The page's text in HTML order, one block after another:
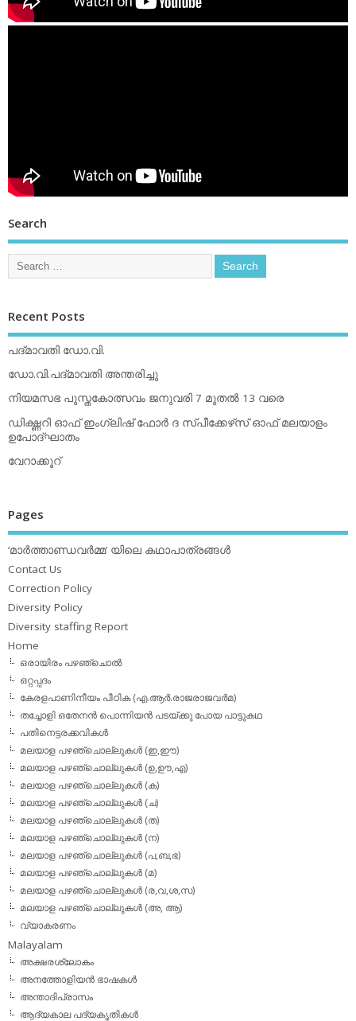
Search
Recent Posts
പദ്മാവതി ഡോ.വി.
ഡോ.വി.പദ്മാവതി അന്തരിച്ചു
നിയമസഭ പുസ്തകോത്സവം ജനുവരി 7 മുതല്‍ 13 വരെ
ഡിക്ഷ്ണറി ഓഫ് ഇംഗ്ലിഷ് ഫോര്‍ ദ സ്പീക്കേഴ്‌സ് ഓഫ് മലയാളം
ഉപോദ്ഘാതം
വേറാക്കൂറ്
Pages
‘മാര്‍ത്താണ്ഡവര്‍മ്മ’ യിലെ കഥാപാത്രങ്ങള്‍
Contact Us
Correction Policy
Diversity Policy
Diversity staffing Report
Home
ഒരായിരം പഴഞ്ചൊല്‍
ഒറ്റപ്പദം
കേരളപാണിനീയം പീഠിക (എ.ആര്‍.രാജരാജവര്‍മ)
തച്ചോളി ഒതേനൻ പൊന്നിയൻ പടയ്‌ക്കു പോയ പാട്ടുകഥ
പതിനെട്ടരക്കവികള്‍
മലയാള പഴഞ്ചൊല്ലുകള്‍ (ഇ,ഈ)
മലയാള പഴഞ്ചൊല്ലുകള്‍ (ഉ,ഊ,എ)
മലയാള പഴഞ്ചൊല്ലുകള്‍ (ക)
മലയാള പഴഞ്ചൊല്ലുകള്‍ (ച)
മലയാള പഴഞ്ചൊല്ലുകള്‍ (ത)
മലയാള പഴഞ്ചൊല്ലുകള്‍ (ന)
മലയാള പഴഞ്ചൊല്ലുകള്‍ (പ,ബ,ഭ)
മലയാള പഴഞ്ചൊല്ലുകള്‍ (മ)
മലയാള പഴഞ്ചൊല്ലുകള്‍ (ര,വ,ശ,സ)
മലയാള പഴഞ്ചൊല്ലുകൾ (അ, ആ)
വ്യാകരണം
Malayalam
അക്ഷരശ്ലോകം
അനത്തോളിയന്‍ ഭാഷകള്‍
അന്താദിപ്രാസം
ആദ്യകാല പദ്യകൃതികള്‍